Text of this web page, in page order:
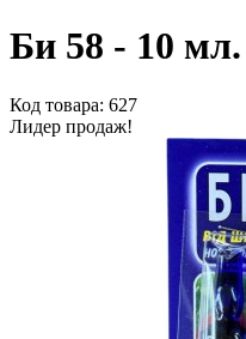
Би 58 - 10 мл.
Код товара: 627
Лидер продаж!